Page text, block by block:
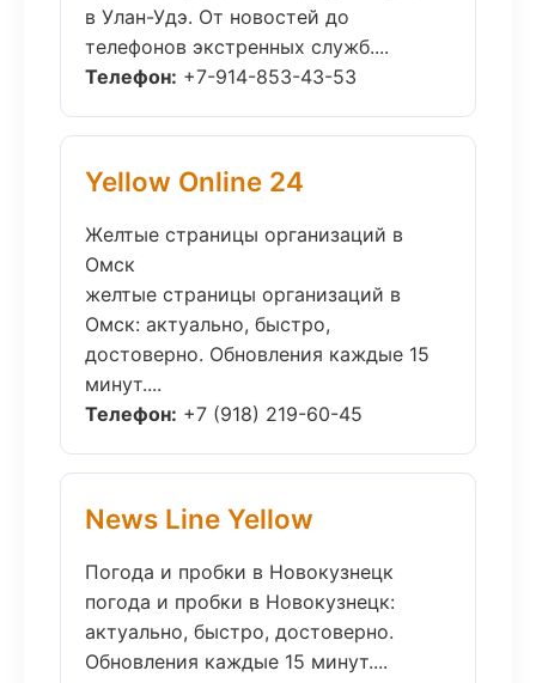
в Улан-Удэ. От новостей до
телефонов экстренных служб....
Телефон: +7-914-853-43-53
Yellow Online 24
Желтые страницы организаций в
Омск
желтые страницы организаций в
Омск: актуально, быстро,
достоверно. Обновления каждые 15
минут....
Телефон: +7 (918) 219-60-45
News Line Yellow
Погода и пробки в Новокузнецк
погода и пробки в Новокузнецк:
актуально, быстро, достоверно.
Обновления каждые 15 минут....